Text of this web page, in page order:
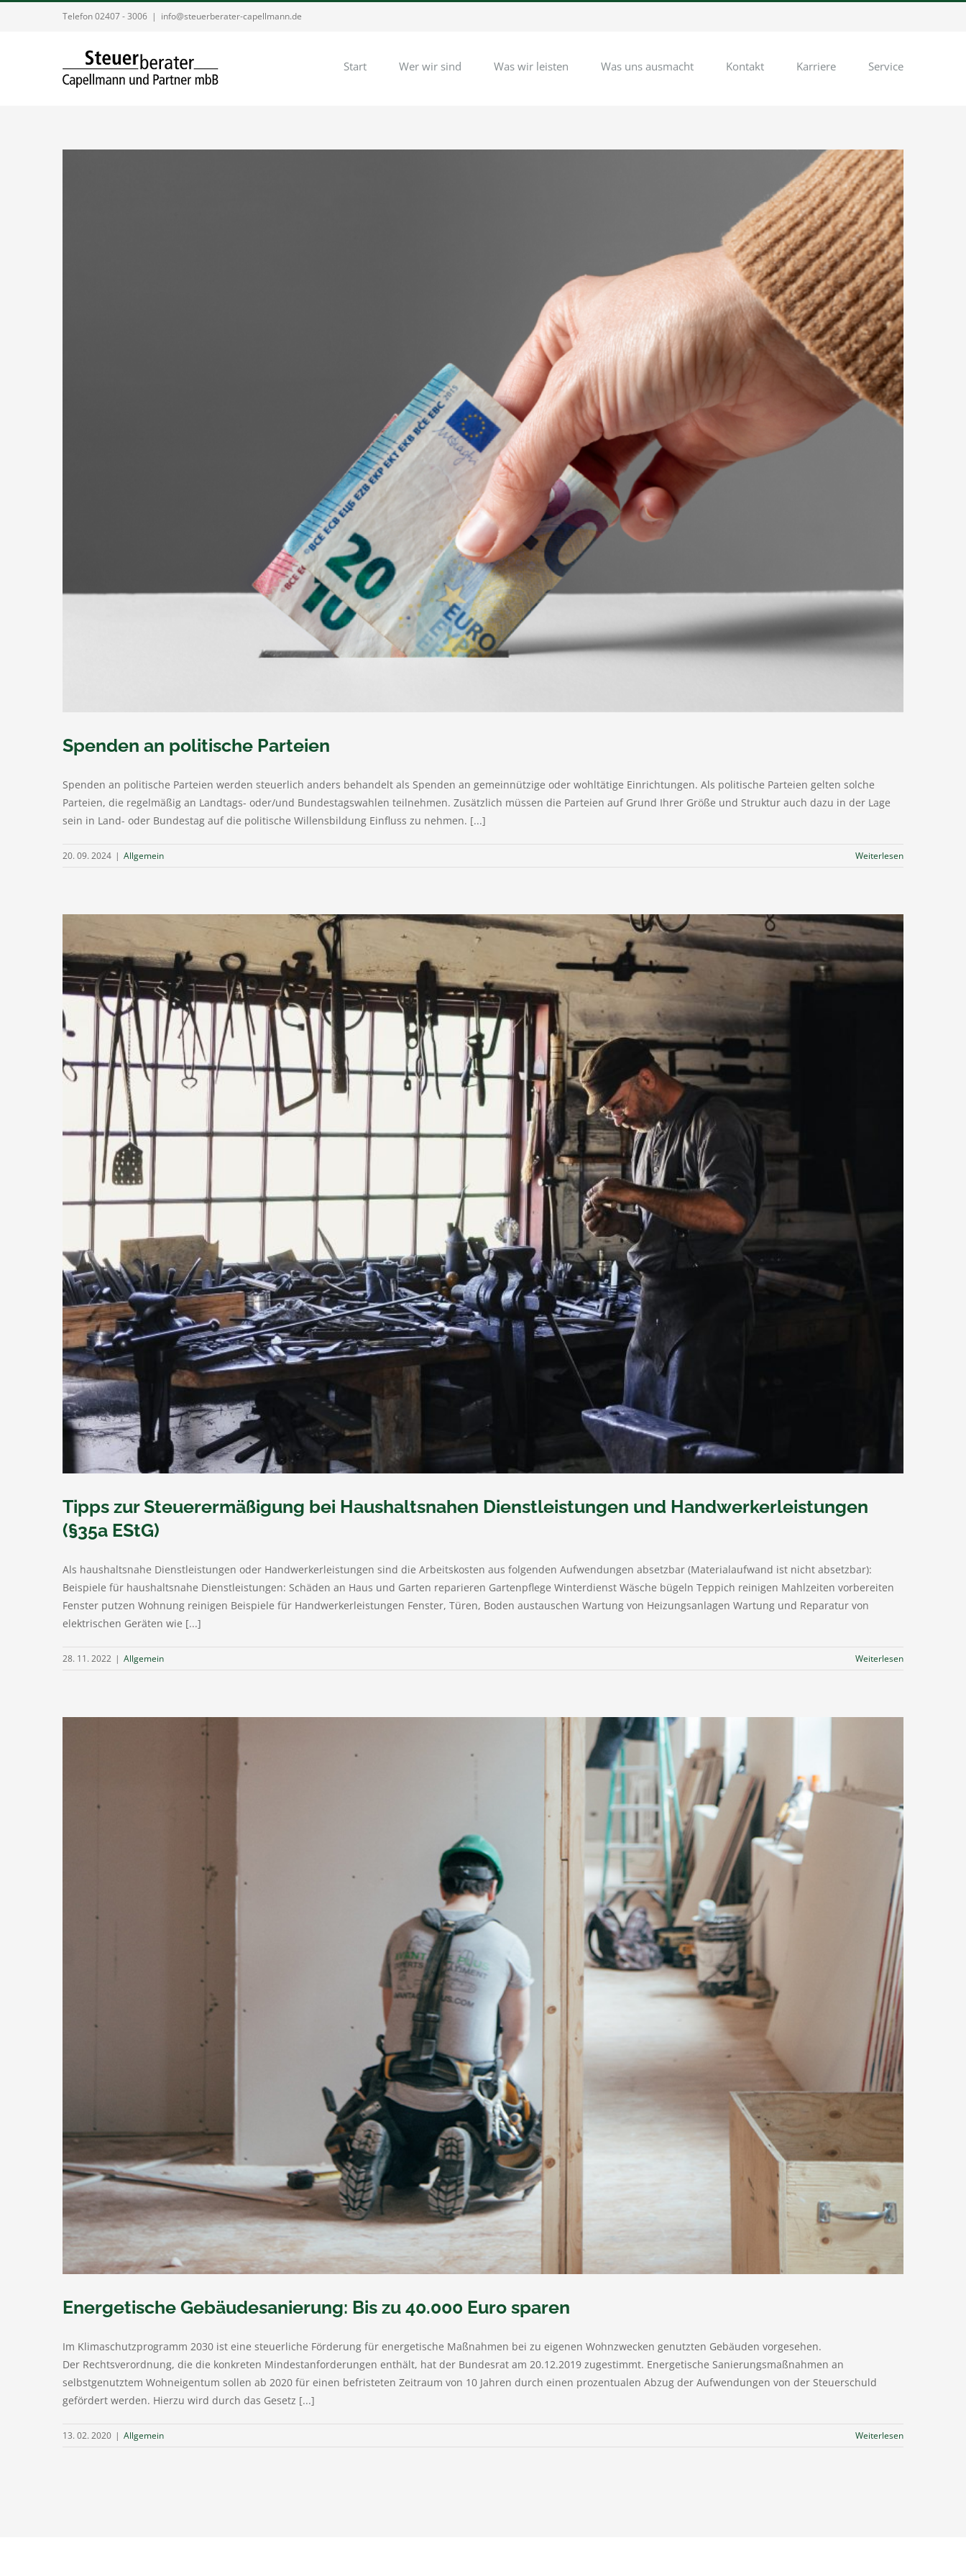
Telefon 02407 - 3006 | info@steuerberater-capellmann.de
Start Wer wir sind Was wir leisten Was uns ausmacht Kontakt Karriere Service
Spenden an politische Parteien
Spenden an politische Parteien werden steuerlich anders behandelt als Spenden an gemeinnützige oder wohltätige Einrichtungen. Als politische Parteien gelten solche
Parteien, die regelmäßig an Landtags- oder/und Bundestagswahlen teilnehmen. Zusätzlich müssen die Parteien auf Grund Ihrer Größe und Struktur auch dazu in der Lage
sein in Land- oder Bundestag auf die politische Willensbildung Einfluss zu nehmen. [...]
20. 09. 2024 | Allgemein Weiterlesen
Tipps zur Steuerermäßigung bei Haushaltsnahen Dienstleistungen und Handwerkerleistungen
(§35a EStG)
Als haushaltsnahe Dienstleistungen oder Handwerkerleistungen sind die Arbeitskosten aus folgenden Aufwendungen absetzbar (Materialaufwand ist nicht absetzbar):
Beispiele für haushaltsnahe Dienstleistungen: Schäden an Haus und Garten reparieren Gartenpflege Winterdienst Wäsche bügeln Teppich reinigen Mahlzeiten vorbereiten
Fenster putzen Wohnung reinigen Beispiele für Handwerkerleistungen Fenster, Türen, Boden austauschen Wartung von Heizungsanlagen Wartung und Reparatur von
elektrischen Geräten wie [...]
28. 11. 2022 | Allgemein Weiterlesen
Energetische Gebäudesanierung: Bis zu 40.000 Euro sparen
Im Klimaschutzprogramm 2030 ist eine steuerliche Förderung für energetische Maßnahmen bei zu eigenen Wohnzwecken genutzten Gebäuden vorgesehen.
Der Rechtsverordnung, die die konkreten Mindestanforderungen enthält, hat der Bundesrat am 20.12.2019 zugestimmt. Energetische Sanierungsmaßnahmen an
selbstgenutztem Wohneigentum sollen ab 2020 für einen befristeten Zeitraum von 10 Jahren durch einen prozentualen Abzug der Aufwendungen von der Steuerschuld
gefördert werden. Hierzu wird durch das Gesetz [...]
13. 02. 2020 | Allgemein Weiterlesen